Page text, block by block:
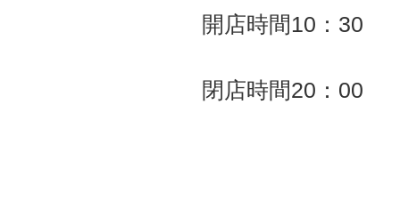
開店時間10：30
閉店時間20：00